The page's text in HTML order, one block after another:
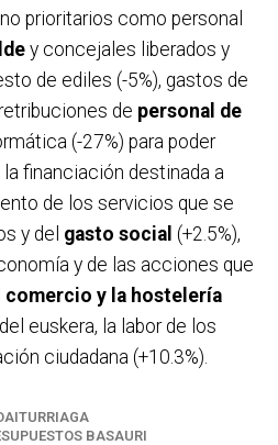
prioritarios como personal
y concejales liberados y
de ediles (-5%), gastos de
de personal de
(-27%) para poder
financiación destinada a
de los servicios que se
y del gasto social (+2.5%),
y de las acciones que
comercio y la hostelería
euskera, la labor de los
ciudadana (+10.3%).
BASAURI